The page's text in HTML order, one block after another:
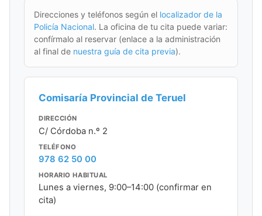
Direcciones y teléfonos según el localizador de la
Policía Nacional. La oficina de tu cita puede variar:
confírmalo al reservar (enlace a la administración
al final de nuestra guía de cita previa).
Comisaría Provincial de Teruel
DIRECCIÓN
C/ Córdoba n.º 2
TELÉFONO
978 62 50 00
HORARIO HABITUAL
Lunes a viernes, 9:00–14:00 (confirmar en
cita)